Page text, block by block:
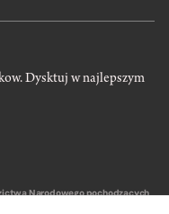
Dysktuj w najlepszym
Narodowego pochodzących